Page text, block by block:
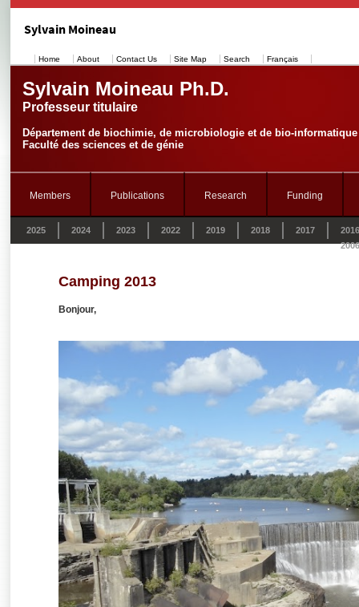
Sylvain Moineau
Home About Contact Us Site Map Search Français
Sylvain Moineau Ph.D.
Professeur titulaire
Département de biochimie, de microbiologie et de bio-informatique
Faculté des sciences et de génie
Members Publications Research Funding
2025 2024 2023 2022 2019 2018 2017
2016
2006
Camping 2013
Bonjour,